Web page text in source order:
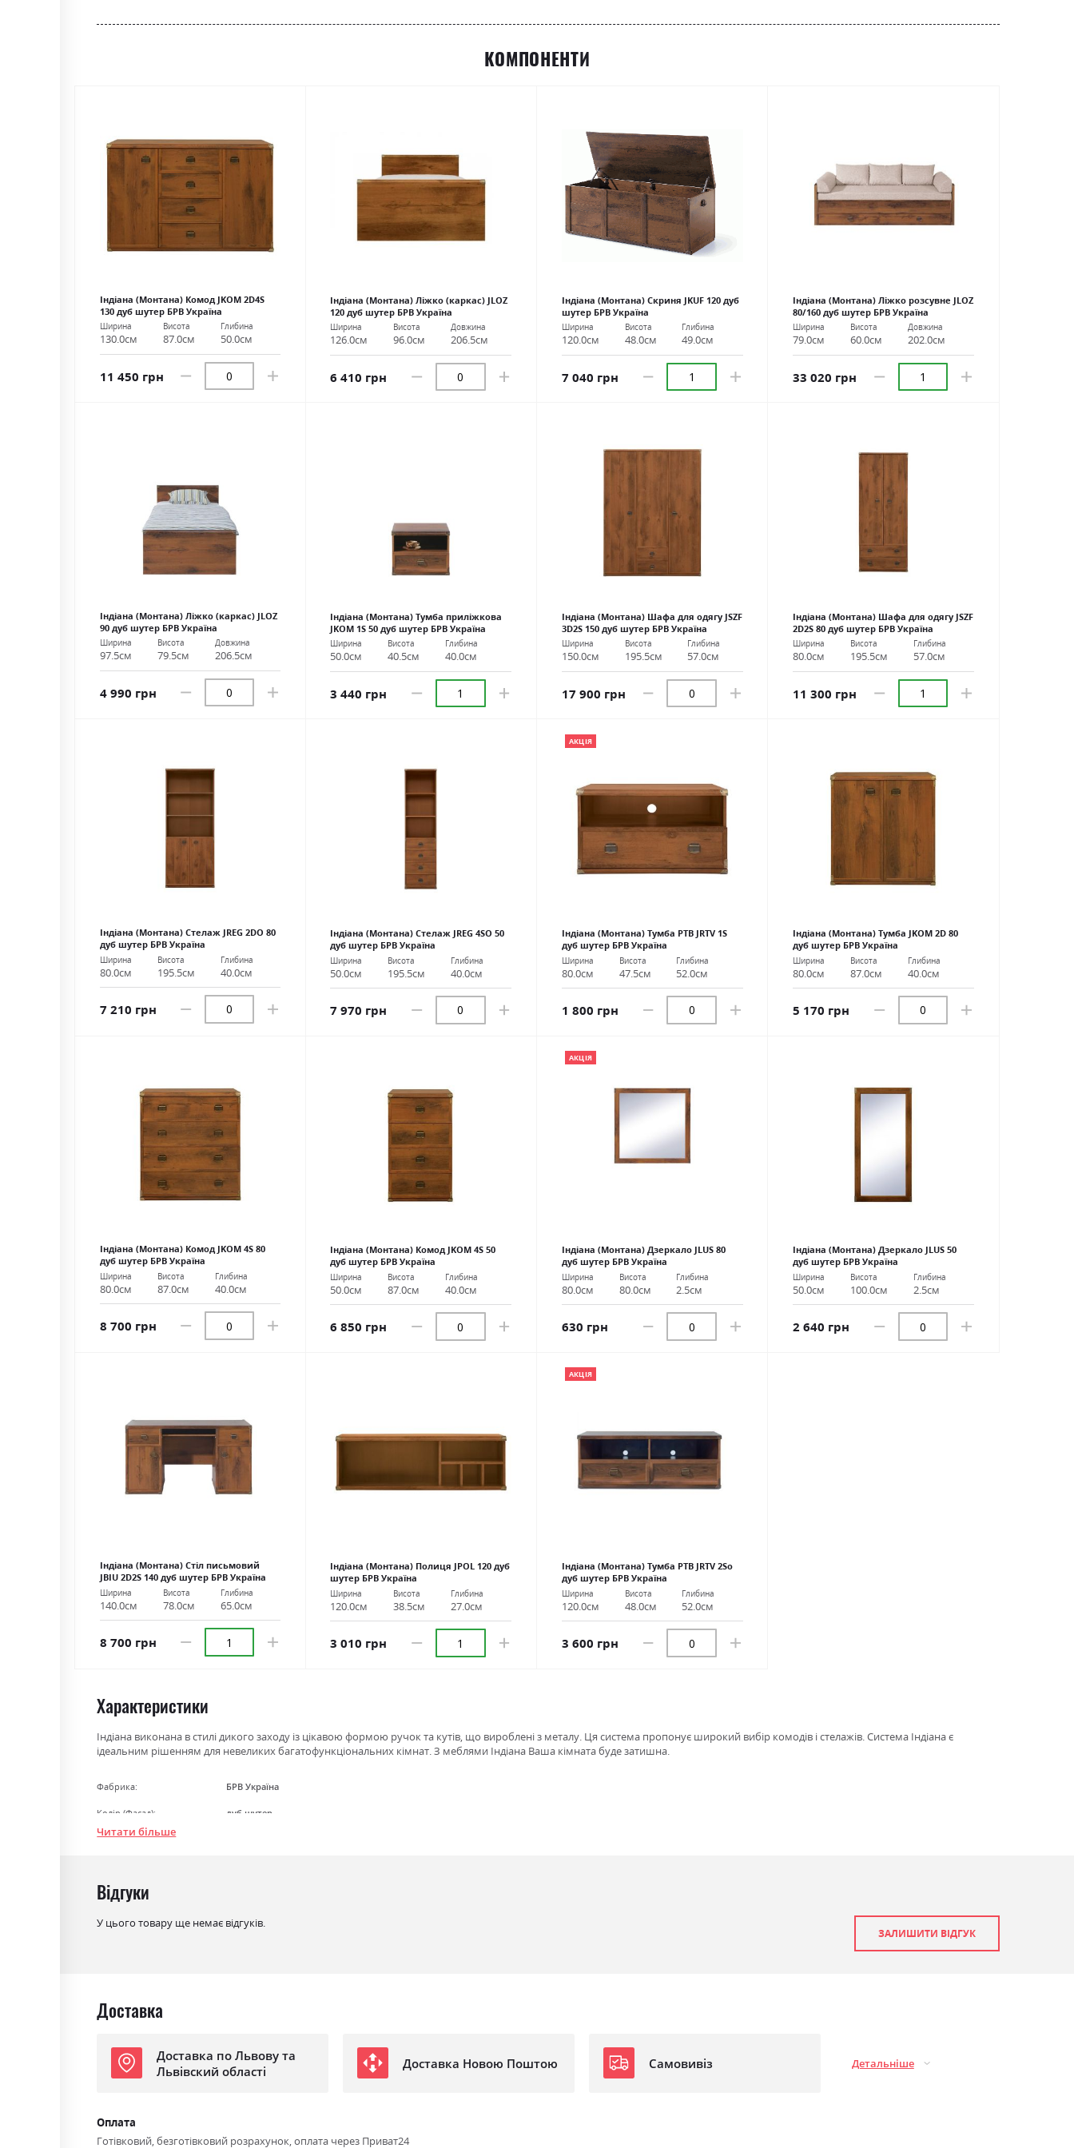
КОМПОНЕНТИ
Індіана (Монтана) Комод JKOM 2D4S
130 дуб шутер БРВ Україна
Ширина
130.0см
Висота
87.0см
Глибина
50.0см
11 450 грн
Індіана (Монтана) Ліжко (каркас) JLOZ
120 дуб шутер БРВ Україна
Ширина
126.0см
Висота
96.0см
Довжина
206.5см
6 410 грн
Індіана (Монтана) Скриня JKUF 120 дуб
шутер БРВ Україна
Ширина
120.0см
Висота
48.0см
Глибина
49.0см
7 040 грн
Індіана (Монтана) Ліжко розсувне JLOZ
80/160 дуб шутер БРВ Україна
Ширина
79.0см
Висота
60.0см
Довжина
202.0см
33 020 грн
Індіана (Монтана) Ліжко (каркас) JLOZ
90 дуб шутер БРВ Україна
Ширина
97.5см
Висота
79.5см
Довжина
206.5см
4 990 грн
Індіана (Монтана) Тумба приліжкова
JKOM 1S 50 дуб шутер БРВ Україна
Ширина
50.0см
Висота
40.5см
Глибина
40.0см
3 440 грн
Індіана (Монтана) Шафа для одягу JSZF
3D2S 150 дуб шутер БРВ Україна
Ширина
150.0см
Висота
195.5см
Глибина
57.0см
17 900 грн
Індіана (Монтана) Шафа для одягу JSZF
2D2S 80 дуб шутер БРВ Україна
Ширина
80.0см
Висота
195.5см
Глибина
57.0см
11 300 грн
Індіана (Монтана) Стелаж JREG 2DO 80
дуб шутер БРВ Україна
Ширина
80.0см
Висота
195.5см
Глибина
40.0см
7 210 грн
Індіана (Монтана) Стелаж JREG 4SO 50
дуб шутер БРВ Україна
Ширина
50.0см
Висота
195.5см
Глибина
40.0см
7 970 грн
АКЦІЯ
Індіана (Монтана) Тумба РТВ JRTV 1S
дуб шутер БРВ Україна
Ширина
80.0см
Висота
47.5см
Глибина
52.0см
1 800 грн
Індіана (Монтана) Тумба JKOM 2D 80
дуб шутер БРВ Україна
Ширина
80.0см
Висота
87.0см
Глибина
40.0см
5 170 грн
Індіана (Монтана) Комод JKOM 4S 80
дуб шутер БРВ Україна
Ширина
80.0см
Висота
87.0см
Глибина
40.0см
8 700 грн
Індіана (Монтана) Комод JKOM 4S 50
дуб шутер БРВ Україна
Ширина
50.0см
Висота
87.0см
Глибина
40.0см
6 850 грн
АКЦІЯ
Індіана (Монтана) Дзеркало JLUS 80
дуб шутер БРВ Україна
Ширина
80.0см
Висота
80.0см
Глибина
2.5см
630 грн
Індіана (Монтана) Дзеркало JLUS 50
дуб шутер БРВ Україна
Ширина
50.0см
Висота
100.0см
Глибина
2.5см
2 640 грн
Індіана (Монтана) Стіл письмовий
JBIU 2D2S 140 дуб шутер БРВ Україна
Ширина
140.0см
Висота
78.0см
Глибина
65.0см
8 700 грн
Індіана (Монтана) Полиця JPOL 120 дуб
шутер БРВ Україна
Ширина
120.0см
Висота
38.5см
Глибина
27.0см
3 010 грн
АКЦІЯ
Індіана (Монтана) Тумба РТВ JRTV 2Sо
дуб шутер БРВ Україна
Ширина
120.0см
Висота
48.0см
Глибина
52.0см
3 600 грн
Характеристики
Індіана виконана в стилі дикого заходу із цікавою формою ручок та кутів, що вироблені з металу. Ця система пропонує широкий вибір комодів і стелажів. Система Індіана є
ідеальним рішенням для невеликих багатофункціональних кімнат. З меблями Індіана Ваша кімната буде затишна.
Фабрика: БРВ Україна
Колір (Фасад): дуб шутер
Колір (Корпус):
Стиль
Матеріал ламінована ДСП з МДФ
Читати більше
Відгуки
У цього товару ще немає відгуків.
ЗАЛИШИТИ ВІДГУК
Доставка
Доставка по Львову та
Львівский області
Доставка Новою Поштою Самовивіз Детальніше
Оплата
Готівковий, безготівковий розрахунок, оплата через Приват24